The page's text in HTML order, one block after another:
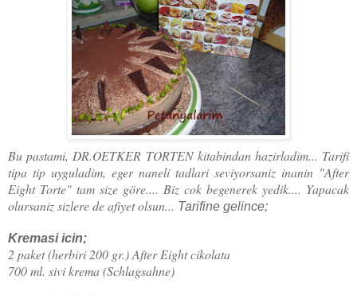
Bu pastami, DR.OETKER TORTEN kitabindan hazirladim... Tarifi
tipa tip uyguladim, eger naneli tadlari seviyorsaniz inanin "After
Eight Torte" tam size göre.... Biz cok begenerek yedik.... Yapacak
olursaniz sizlere de afiyet olsun... Tarifine gelince;
Kremasi icin;
2 paket (herbiri 200 gr.) After Eight cikolata
700 ml. sivi krema (Schlagsahne)